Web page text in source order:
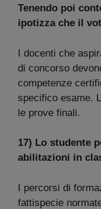
Tenendo poi
ipotizza che il
I docenti che
di concorso
competenze
specifico esame.
le prove finali.
17) Lo studente
abilitazioni in
I percorsi di
fattispecie